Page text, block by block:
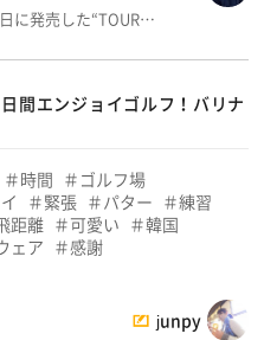
に発売した“TOUR…
間エンジョイゴルフ！バリナ
時間
ゴルフ場
緊張 パター
練習
距離 可愛い
韓国
ェア
感謝
junpy